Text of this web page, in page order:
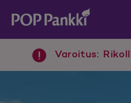
POP Pankki, etusivulle
Varoitus: